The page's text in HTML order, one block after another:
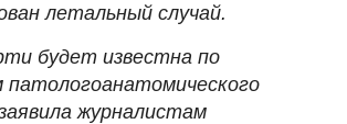
летальный случай.
будет известна по
журналистам